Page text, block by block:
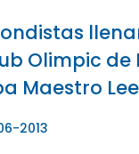
Olimpic de
Maestro Lee
2013